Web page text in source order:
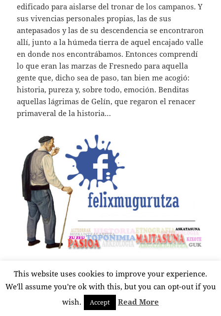
edificado para aislarse del tronar de los campanos. Y
sus vivencias personales propias, las de sus
antepasados y las de su descendencia se encontraron
allí, junto a la húmeda tierra de aquel encajado valle
en donde nos encontrábamos. Entonces comprendí
lo que eran las marzas de Fresnedo para aquella
gente que, dicho sea de paso, tan bien me acogió:
historia, pureza y, sobre todo, emoción. Benditas
aquellas lágrimas de Gelín, que regaron el renacer
primaveral de la historia…
Publicado
2020-02-29 Autor
Félix Mugurutza Etiquetas
agate deuna ,aratusteak,
carnaval rural,estampa
inauteriak,iture ,joaldunak ,kanporamartxo
marzas,mili,moceria
This website uses cookies to improve your experience.
We'll assume you're ok with this, but you can opt-out if you
wish.
Accept Read More